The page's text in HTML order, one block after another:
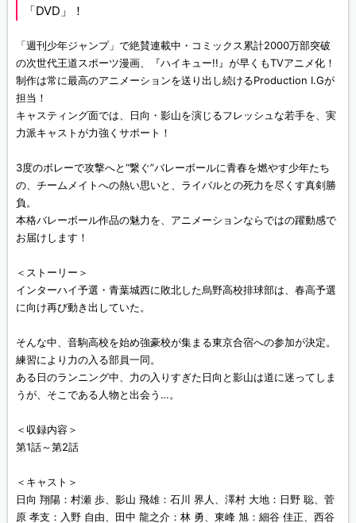
「DVD」！
「週刊少年ジャンプ」で絶賛連載中・コミックス累計2000万部突破
の次世代王道スポーツ漫画、『ハイキュー!!』が早くもTVアニメ化！
制作は常に最高のアニメーションを送り出し続けるProduction I.Gが
担当！
キャスティング面では、日向・影山を演じるフレッシュな若手を、実
力派キャストが力強くサポート！
3度のボレーで攻撃へと“繋ぐ”バレーボールに青春を燃やす少年たち
の、チームメイトへの熱い思いと、ライバルとの死力を尽くす真剣勝
負。
本格バレーボール作品の魅力を、アニメーションならではの躍動感で
お届けします！
＜ストーリー＞
インターハイ予選・青葉城西に敗北した烏野高校排球部は、春高予選
に向け再び動き出していた。
そんな中、音駒高校を始め強豪校が集まる東京合宿への参加が決定。
練習により力の入る部員一同。
ある日のランニング中、力の入りすぎた日向と影山は道に迷ってしま
うが、そこである人物と出会う…。
＜収録内容＞
第1話～第2話
＜キャスト＞
日向 翔陽：村瀬 歩、影山 飛雄：石川 界人、澤村 大地：日野 聡、菅
原 孝支：入野 自由、田中 龍之介：林 勇、東峰 旭：細谷 佳正、西谷